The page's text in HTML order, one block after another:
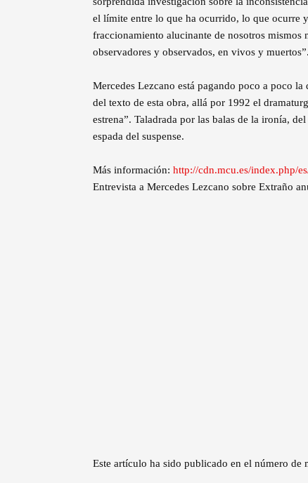
el límite entre lo que ha ocurrido, lo que ocurre
fraccionamiento alucinante de nosotros
observadores y observados, en vivos y muertos”.
Mercedes Lezcano está pagando poco a poco
del texto de esta obra, allá por 1992 el
estrena”. Taladrada por las balas de la ironía,
espada del suspense.
Más información: http://cdn.mcu.es/index.php/
Entrevista a Mercedes Lezcano sobre Extraño
Este artículo ha sido publicado en el número de